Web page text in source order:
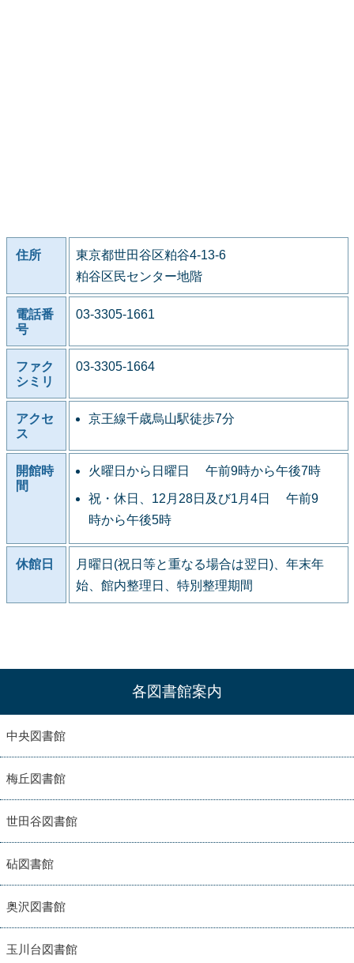
住所
東京都世田谷区粕谷4-13-6
粕谷区民センター地階
電話番
号
03-3305-1661
ファク
シミリ
03-3305-1664
アクセ
ス
京王線千歳烏山駅徒歩7分
開館時
間
火曜日から日曜日 午前9時から午後7時
祝・休日、12月28日及び1月4日 午前9
時から午後5時
休館日
月曜日(祝日等と重なる場合は翌日)、年末年
始、館内整理日、特別整理期間
各図書館案内
中央図書館
梅丘図書館
世田谷図書館
砧図書館
奥沢図書館
玉川台図書館